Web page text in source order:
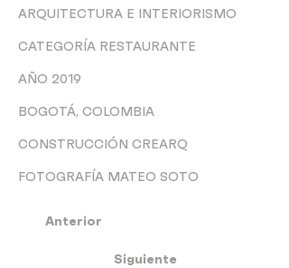
ARQUITECTURA E INTERIORISMO
CATEGORÍA RESTAURANTE
AÑO 2019
BOGOTÁ, COLOMBIA
CONSTRUCCIÓN CREARQ
FOTOGRAFÍA MATEO SOTO
Anterior
Siguiente